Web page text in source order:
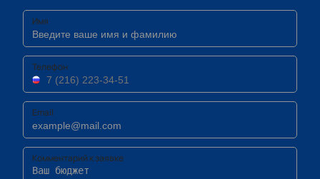
Имя
Телефон
Email
Комментарий к заявке